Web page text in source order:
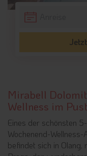
Mirabell
Wellness im
Eines der schönsten
Wochenend-
befindet sich in Olang,